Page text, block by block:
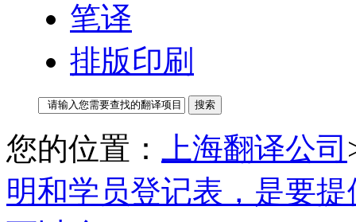
笔译
排版印刷
您的位置： 上海翻译公司
明和学员登记表，是要